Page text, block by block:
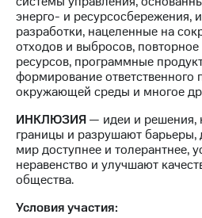
ПАО
"МТС"
Собрания
акционеров
Личный
кабинет
акционера
Акционерный
капитал
Контроль
и
аудит
акций
энерго- и ресурсосбережения,
разработки, нацеленные на
отходов и выбросов,
ресурсов, программные
формирование ответственного
окружающей среды и многое
ИНКЛЮЗИЯ— идеи и решения,
границы и разрушают
мир доступнее и толерантнее,
неравенство и улучшают
общества.
Условия участия: